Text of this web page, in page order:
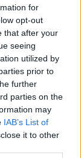
for
opt-out
that after your
seeing
utilized by
prior to
further
parties on the
may
IAB’s List of
it to other